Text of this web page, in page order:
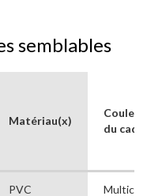
semblables
Matériau(x)
Couleur
du
PVC